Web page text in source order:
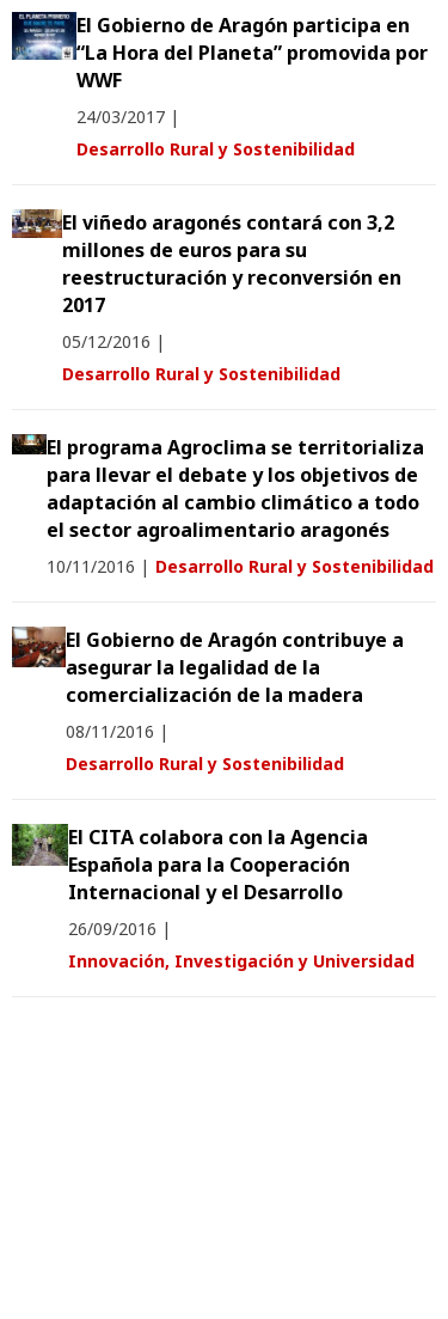
El Gobierno de Aragón participa en
“La Hora del Planeta” promovida por
WWF
24/03/2017 |
Desarrollo Rural y Sostenibilidad
El viñedo aragonés contará con 3,2
millones de euros para su
reestructuración y reconversión en
2017
05/12/2016 |
Desarrollo Rural y Sostenibilidad
El programa Agroclima se territorializa
para llevar el debate y los objetivos de
adaptación al cambio climático a todo
el sector agroalimentario aragonés
10/11/2016 | Desarrollo Rural y Sostenibilidad
El Gobierno de Aragón contribuye a
asegurar la legalidad de la
comercialización de la madera
08/11/2016 |
Desarrollo Rural y Sostenibilidad
El CITA colabora con la Agencia
Española para la Cooperación
Internacional y el Desarrollo
26/09/2016 |
Innovación, Investigación y Universidad